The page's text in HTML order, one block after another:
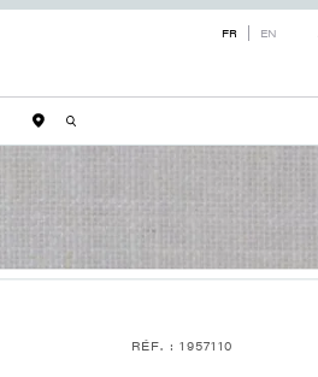
FR EN
RÉF. : 1957110